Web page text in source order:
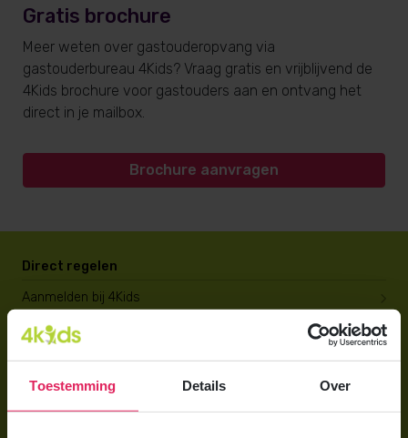
Toestemming Details Over
Gratis brochure
Meer weten over gastouderopvang via
gastouderbureau 4Kids? Vraag gratis en vrijblijvend de
4Kids brochure voor gastouders aan en ontvang het
direct in je mailbox.
Brochure aanvragen
Direct regelen
Aanmelden bij 4Kids
Brochure aanvragen
Berekening maken